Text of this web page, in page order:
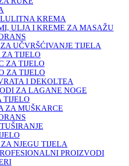
KREMA
ULJA I KREME ZA MASAŽU
UČVRŠĆIVANJE TIJELA
TIJELO
ZA TIJELO
ZA TIJELO
I DEKOLTEA
ZA LAGANE NOGE
TIJELO
ZA MUŠKARCE
NJEGU TIJELA
PROIZVODI